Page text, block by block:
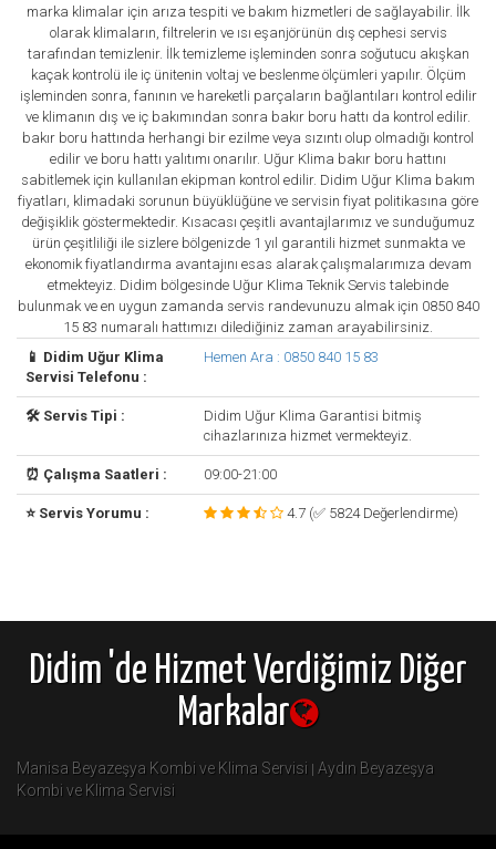
marka klimalar için arıza tespiti ve bakım hizmetleri de sağlayabilir. İlk
olarak klimaların, filtrelerin ve ısı eşanjörünün dış cephesi servis
tarafından temizlenir. İlk temizleme işleminden sonra soğutucu akışkan
kaçak kontrolü ile iç ünitenin voltaj ve beslenme ölçümleri yapılır. Ölçüm
işleminden sonra, fanının ve hareketli parçaların bağlantıları kontrol edilir
ve klimanın dış ve iç bakımından sonra bakır boru hattı da kontrol edilir.
bakır boru hattında herhangi bir ezilme veya sızıntı olup olmadığı kontrol
edilir ve boru hattı yalıtımı onarılır. Uğur Klima bakır boru hattını
sabitlemek için kullanılan ekipman kontrol edilir. Didim Uğur Klima bakım
fiyatları, klimadaki sorunun büyüklüğüne ve servisin fiyat politikasına göre
değişiklik göstermektedir. Kısacası çeşitli avantajlarımız ve sunduğumuz
ürün çeşitliliği ile sizlere bölgenizde 1 yıl garantili hizmet sunmakta ve
ekonomik fiyatlandırma avantajını esas alarak çalışmalarımıza devam
etmekteyiz. Didim bölgesinde Uğur Klima Teknik Servis talebinde
bulunmak ve en uygun zamanda servis randevunuzu almak için 0850 840
15 83 numaralı hattımızı dilediğiniz zaman arayabilirsiniz.
📱 Didim Uğur Klima
Servisi Telefonu :
Hemen Ara : 0850 840 15 83
🛠️ Servis Tipi :
Didim Uğur Klima Garantisi bitmiş
cihazlarınıza hizmet vermekteyiz.
⏰ Çalışma Saatleri : 09:00-21:00
⭐ Servis Yorumu : 4.7 (✅ 5824 Değerlendirme)
Didim 'de Hizmet Verdiğimiz Diğer
Markalar
Manisa Beyazeşya Kombi ve Klima Servisi | Aydın Beyazeşya
Kombi ve Klima Servisi